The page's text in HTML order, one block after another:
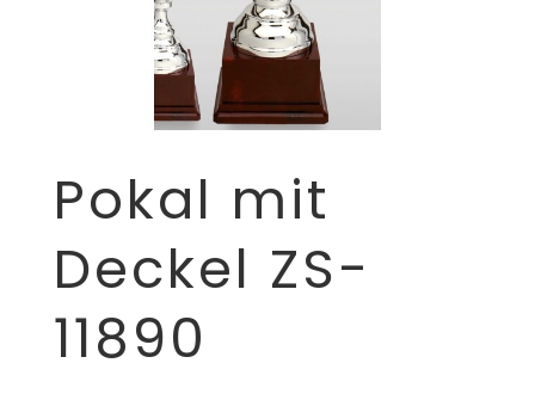
Pokal mit
Deckel ZS-
11890